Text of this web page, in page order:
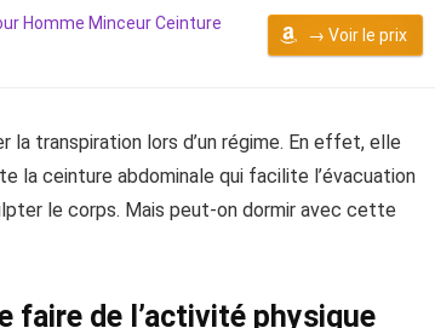
Homme Minceur Ceinture
→ Voir le prix
transpiration lors d’un régime. En effet, elle
la ceinture abdominale qui facilite l’évacuation
le corps. Mais peut-on dormir avec cette
faire de l’activité physique